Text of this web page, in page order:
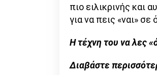
πιο ειλικρινής και
για να πεις «ναι»
Η τέχνη του να λες
Διαβάστε